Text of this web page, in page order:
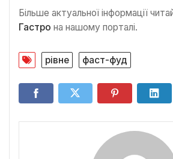
Більше актуальної інформації
Гастро на нашому порталі.
рівне фаст-фуд